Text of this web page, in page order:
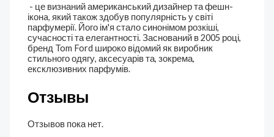
- це визнаний американський дизайнер та фешн-
іконa, який також здобув популярність у світі
парфумерії. Його ім'я стало синонімом розкіші,
сучасності та елегантності. Заснований в 2005 році,
бренд Tom Ford широко відомий як виробник
стильного одягу, аксесуарів та, зокрема,
ексклюзивних парфумів.
Отзывы
Отзывов пока нет.